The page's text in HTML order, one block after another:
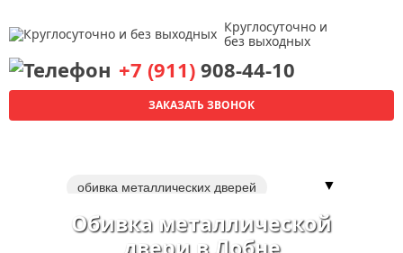
Круглосуточно и
без выходных
+7 (911) 908-44-10
ЗАКАЗАТЬ ЗВОНОК
обивка металлических дверей
обивка дверей
▼
Обивка металлической